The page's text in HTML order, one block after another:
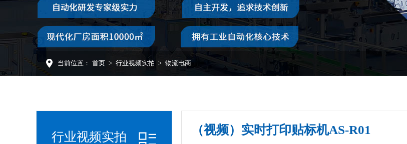
当前位置： 首页 > 行业视频实拍 > 物流电商
行业视频实拍
（视频）实时打印贴标机AS-R01